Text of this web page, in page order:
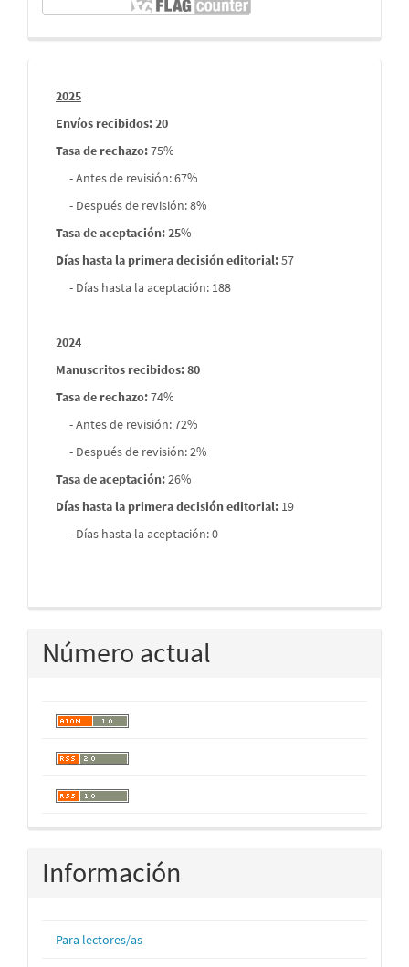
Informes
envios
2025
Envíos recibidos: 20
Tasa de rechazo:75%
- Antes de revisión: 67%
- Después de revisión: 8%
Tasa de aceptación: 25%
Días hasta la primera decisión editorial:57
- Días hasta la aceptación: 188
2024
Manuscritos recibidos: 80
Tasa de rechazo:74%
- Antes de revisión: 72%
- Después de revisión: 2%
Tasa de aceptación:26%
Días hasta la primera decisión editorial: 19
- Días hasta la aceptación: 0
Número actual
Información
Para lectores/as